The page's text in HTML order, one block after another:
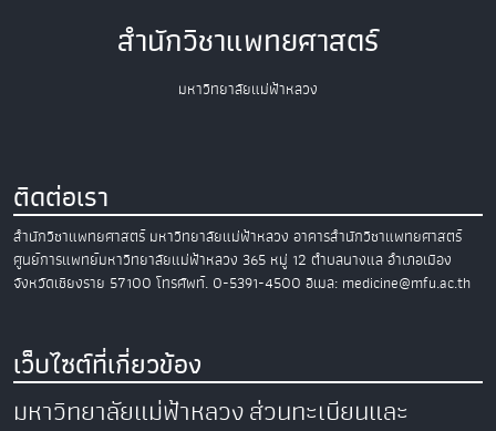
สำนักวิชาแพทยศาสตร์
มหาวิทยาลัยแม่ฟ้าหลวง
ติดต่อเรา
สำนักวิชาแพทยศาสตร์ มหาวิทยาลัยแม่ฟ้าหลวง อาคารสำนักวิชาแพทยศาสตร์
ศูนย์การแพทย์มหาวิทยาลัยแม่ฟ้าหลวง 365 หมู่ 12 ตำบลนางแล อำเภอเมือง
จังหวัดเชียงราย 57100 โทรศัพท์. 0-5391-4500 อีเมล: medicine@mfu.ac.th
เว็บไซต์ที่เกี่ยวข้อง
มหาวิทยาลัยแม่ฟ้าหลวงส่วนทะเบียนและ